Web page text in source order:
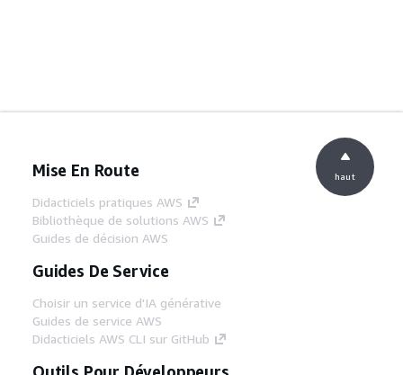
Mise En Route
Didacticiels pratiques AWS
Bibliothèque de solutions AWS
Guides de décision AWS
Guides De Service
Choisir un service d'IA générative
Guides de service AWS
Didacticiels AWS CLI sur GitHub
haut